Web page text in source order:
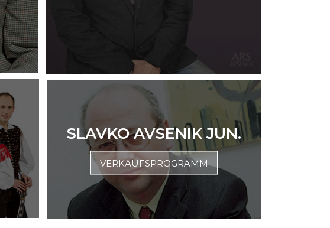
SLAVKO AVSENIK JUN.
VERKAUFSPROGRAMM